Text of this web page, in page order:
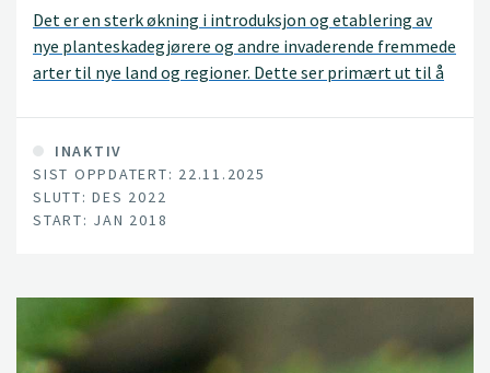
Det er en sterk økning i introduksjon og etablering av
nye planteskadegjørere og andre invaderende fremmede
arter til nye land og regioner. Dette ser primært ut til å
av planter, planteprodukter og jord. Klimaforandringene
er med på å tilrettelegge for at de introduserte artene
kan etablere seg i nye klimatiske områder.
Planteskadegjørere regulert gjennom «Forskrift om
planter og tiltak mot planteskadegjørere» og arter
importerte planteprodukter for planteskadegjørere er
nylig flyttet fra Mattilsynet til importørene selv. Videre
har bygg- og anleggsbransjen ansvar for å ikke spre
INAKTIV
SIST OPPDATERT: 22.11.2025
SLUTT: DES 2022
START: JAN 2018